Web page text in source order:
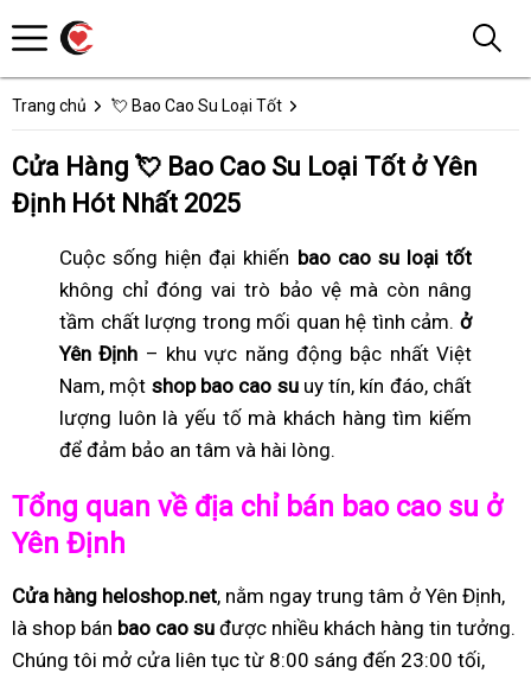
Trang chủ 💘 Bao Cao Su Loại Tốt
Cửa Hàng 💘 Bao Cao Su Loại Tốt ở Yên
Định Hót Nhất 2025
Cuộc sống hiện đại khiến bao cao su loại tốt
không chỉ đóng vai trò bảo vệ mà còn nâng
tầm chất lượng trong mối quan hệ tình cảm. ở
Yên Định – khu vực năng động bậc nhất Việt
Nam, một shop bao cao suuy tín, kín đáo, chất
lượng luôn là yếu tố mà khách hàng tìm kiếm
để đảm bảo an tâm và hài lòng.
Tổng quan về địa chỉ bán bao cao su ở
Yên Định
Cửa hàng heloshop.net, nằm ngay trung tâm ở Yên Định,
là shop bán bao cao su được nhiều khách hàng tin tưởng.
Chúng tôi mở cửa liên tục từ 8:00 sáng đến 23:00 tối,